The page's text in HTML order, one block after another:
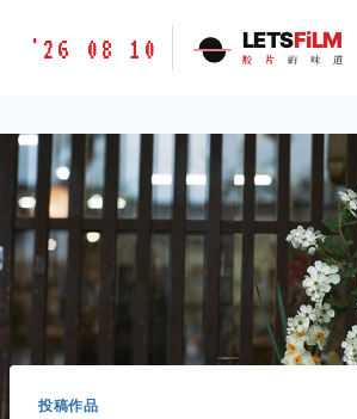
胶
味
道
LETSFILM
'26 08 10 LETSFiLM
胶 片 的 味 道
投稿作品